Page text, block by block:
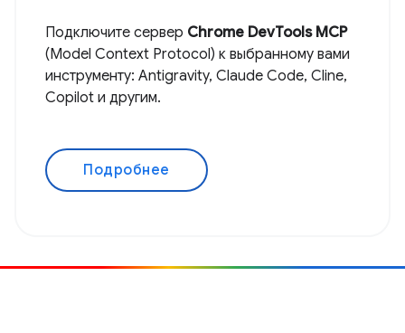
Подключите сервер Chrome DevTools MCP
(Model Context Protocol) к выбранному вами
инструменту: Antigravity, Claude Code, Cline,
Copilot и другим.
Подробнее